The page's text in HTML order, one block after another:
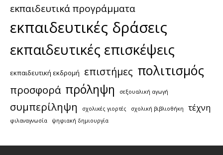
εκπαιδευτικά προγράμματα
εκπαιδευτικές δράσεις
εκπαιδευτικές επισκέψεις
εκπαιδευτική εκδρομή επιστήμες πολιτισμός
προσφορά πρόληψη σεξουαλική αγωγή
συμπερίληψη σχολικές γιορτές σχολική βιβλιοθήκη τέχνη
φιλαναγνωσία ψηφιακή δημιουργία